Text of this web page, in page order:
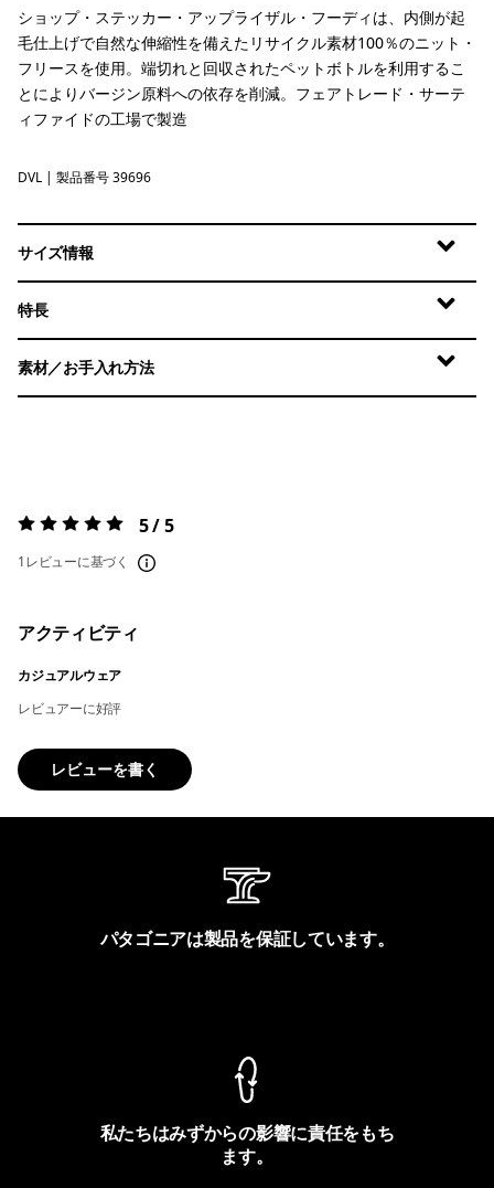
ショップ・ステッカー・アップライザル・フーディは、内側が起
毛仕上げで自然な伸縮性を備えたリサイクル素材100％のニット・
フリースを使用。端切れと回収されたペットボトルを利用するこ
とによりバージン原料への依存を削減。フェアトレード・サーテ
ィファイドの工場で製造
Dried Vanilla
DVL | 製品番号 39696
サイズ情報
特長
素材／お手入れ方法
評価:5 / 5 5 / 5
1レビューに基づく
アクティビティ
カジュアルウェア
レビュアーに好評
レビューを書く
パタゴニアは製品を保証しています。
私たちはみずからの影響に責任をもち
ます。